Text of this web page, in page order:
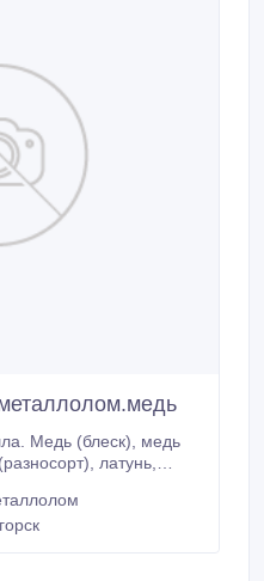
Медь (блеск), медь
латунь,